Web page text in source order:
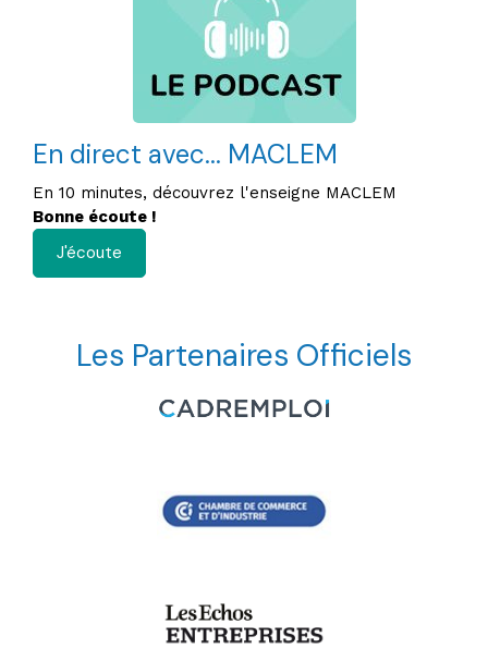
En direct avec... MACLEM
En 10 minutes, découvrez l'enseigne MACLEM
Bonne écoute !
J'écoute
Les Partenaires Officiels